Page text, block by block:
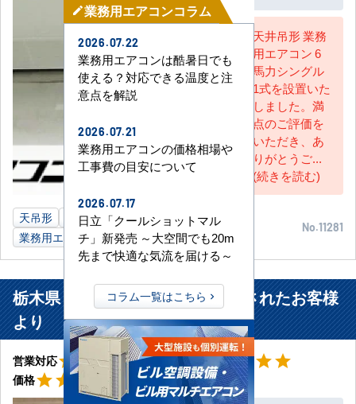
AC担当
天井吊形 業務
用エアコン 6
馬力シングル
1式を設置いた
しました。満
点のご評価を
いただき、あ
りがとうご...
(続きを読む)
天吊形 6馬力 印刷業工場
京都府
業務用エアコン
No.11281
栃木県 小山市 加工業工場に設置されたお客様
より
営業対応 星5
starstar starstarstar工事対応 星5
starstarstarstarstar
価格 星5
starstarstar starstar
mode_edit業務用エアコンコラム
2026.07.22
業務用エアコンは酷暑日でも
使える？対応できる温度と注
意点を解説
2026.07.21
業務用エアコンの価格相場や
工事費の目安について
2026.07.17
日立「クールショットマル
チ」新発売 ～大空間でも20m
先まで快適な気流を届ける～
コラム一覧はこちら